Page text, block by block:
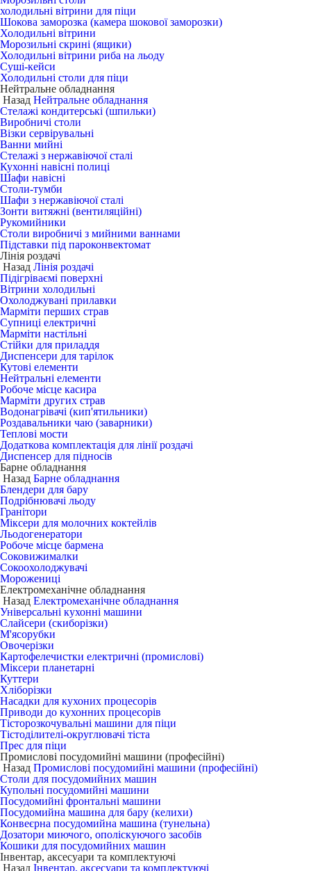
холодильні вітрини для піци
Шокова заморозка (камера шокової заморозки)
Холодильні вітрини
Морозильні скрині (ящики)
Холодильні вітрини риба на льоду
Суші-кейси
Холодильні столи для піци
Нейтральне обладнання
Назад Нейтральне обладнання
Стелажі кондитерські (шпильки)
Виробничі столи
Візки сервірувальні
Ванни мийні
Стелажі з нержавіючої сталі
Кухонні навісні полиці
Шафи навісні
Столи-тумби
Шафи з нержавіючої сталі
Зонти витяжні (вентиляційні)
Рукомийники
Столи виробничі з мийними ваннами
Підставки під пароконвектомат
Лінія роздачі
Назад Лінія роздачі
Підігріваємі поверхні
Вітрини холодильні
Охолоджувані прилавки
Марміти перших страв
Супниці електричні
Марміти настільні
Стійки для приладдя
Диспенсери для тарілок
Кутові елементи
Нейтральні елементи
Робоче місце касира
Марміти других страв
Водонагрівачі (кип'ятильники)
Роздавальники чаю (заварники)
Теплові мости
Додаткова комплектація для лінії роздачі
Диспенсер для підносів
Барне обладнання
Назад Барне обладнання
Блендери для бару
Подрібнювачі льоду
Гранітори
Міксери для молочних коктейлів
Льодогенератори
Робоче місце бармена
Соковижималки
Сокоохолоджувачі
Морожениці
Електромеханічне обладнання
Назад Електромеханічне обладнання
Універсальні кухонні машини
Слайсери (скиборізки)
М'ясорубки
Овочерізки
Картофелечистки електричні (промислові)
Міксери планетарні
Куттери
Хліборізки
Насадки для кухоних процесорів
Приводи до кухонних процесорів
Тісторозкочувальні машини для піци
Тістоділителі-округлювачі тіста
Прес для піци
Промислові посудомийні машини (професійні)
Назад Промислові посудомийні машини (професійні)
Столи для посудомийних машин
Купольні посудомийні машини
Посудомийні фронтальні машини
Посудомийна машина для бару (келихи)
Конвеєрна посудомийна машина (тунельна)
Дозатори миючого, ополіскуючого засобів
Кошики для посудомийних машин
Інвентар, аксесуари та комплектуючі
Назад Інвентар, аксесуари та комплектуючі